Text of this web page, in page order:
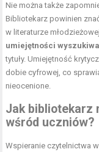
Nie można także
Bibliotekarz powinien
w literaturze
umiejętności
tytuły. Umiejętność
dobie cyfrowej, co
nieocenione.
Jak bibliotekarz
wśród uczniów?
Wspieranie czytelnictwa